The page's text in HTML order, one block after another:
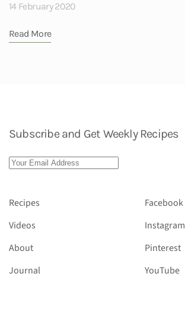
14 February 2020
Read More
Subscribe and Get Weekly Recipes
Recipes
Videos
About
Journal
Facebook
Instagram
Pinterest
YouTube